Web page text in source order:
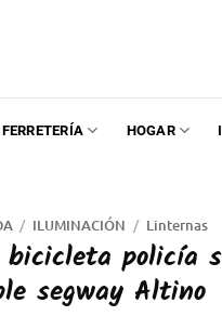
FERRETERÍA HOGAR
/ ILUMINACIÓN / Linternas
bicicleta policía
segway Altino